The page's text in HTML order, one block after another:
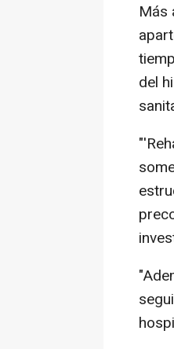
Más
del